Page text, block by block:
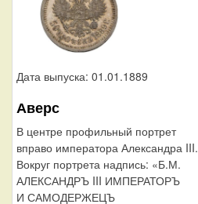
Дата выпуска: 01.01.1889
Аверс
В центре профильный портрет
вправо императора Александра III.
Вокруг портрета надпись: «Б.М.
АЛЕКСАНДРЪ III ИМПЕРАТОРЪ
И САМОДЕРЖЕЦЪ